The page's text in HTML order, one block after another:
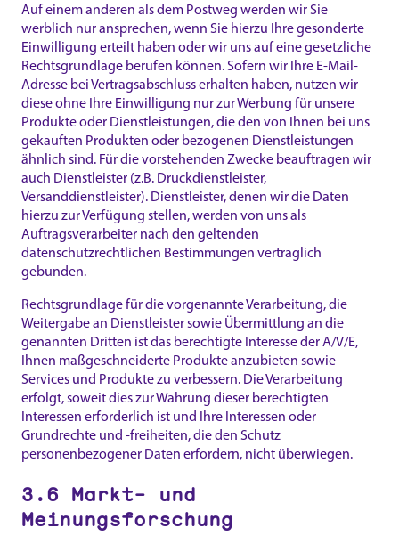
Auf einem anderen als dem Postweg werden wir Sie
werblich nur ansprechen, wenn Sie hierzu Ihre gesonderte
Einwilligung erteilt haben oder wir uns auf eine gesetzliche
Rechtsgrundlage berufen können. Sofern wir Ihre E-Mail-
Adresse bei Vertragsabschluss erhalten haben, nutzen wir
diese ohne Ihre Einwilligung nur zur Werbung für unsere
Produkte oder Dienstleistungen, die den von Ihnen bei uns
gekauften Produkten oder bezogenen Dienstleistungen
ähnlich sind. Für die vorstehenden Zwecke beauftragen wir
auch Dienstleister (z.B. Druckdienstleister,
Versanddienstleister). Dienstleister, denen wir die Daten
hierzu zur Verfügung stellen, werden von uns als
Auftragsverarbeiter nach den geltenden
datenschutzrechtlichen Bestimmungen vertraglich
gebunden.
Rechtsgrundlage für die vorgenannte Verarbeitung, die
Weitergabe an Dienstleister sowie Übermittlung an die
genannten Dritten ist das berechtigte Interesse der A/V/E,
Ihnen maßgeschneiderte Produkte anzubieten sowie
Services und Produkte zu verbessern. Die Verarbeitung
erfolgt, soweit dies zur Wahrung dieser berechtigten
Interessen erforderlich ist und Ihre Interessen oder
Grundrechte und -freiheiten, die den Schutz
personenbezogener Daten erfordern, nicht überwiegen.
3.6 Markt- und
Meinungsforschung